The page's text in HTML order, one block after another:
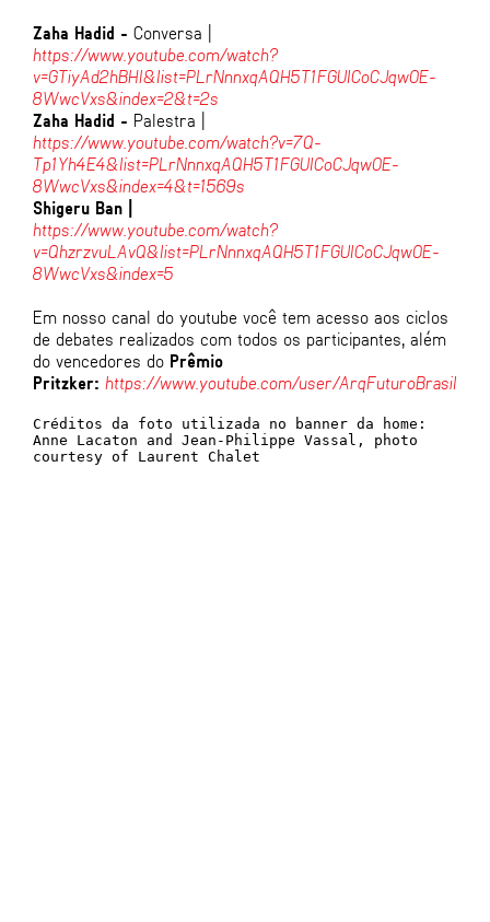
Zaha Hadid - Conversa |
https://www.youtube.com/watch?
v=GTiyAd2hBHI&list=PLrNnnxqAQH5T1FGUlCoCJqw0E-
8WwcVxs&index=2&t=2s
Zaha Hadid - Palestra |
https://www.youtube.com/watch?v=7Q-
Tp1Yh4E4&list=PLrNnnxqAQH5T1FGUlCoCJqw0E-
8WwcVxs&index=4&t=1569s
Shigeru Ban |
https://www.youtube.com/watch?
v=QhzrzvuLAvQ&list=PLrNnnxqAQH5T1FGUlCoCJqw0E-
8WwcVxs&index=5
Em nosso canal do youtube você tem acesso aos ciclos
de debates realizados com todos os participantes, além
do vencedores do Prêmio
Pritzker: https://www.youtube.com/user/ArqFuturoBrasil
Créditos da foto utilizada no banner da home:
Anne Lacaton and Jean-Philippe Vassal, photo
courtesy of Laurent Chalet